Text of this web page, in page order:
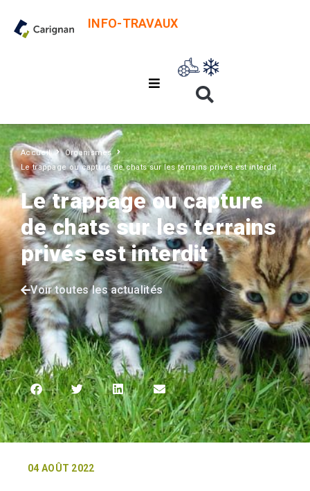
INFO-TRAVAUX
Accueil
Organismes
Le trappage ou capture de chats sur les terrains privés est interdit
Le trappage ou capture
de chats sur les terrains
privés est interdit
Voir toutes les actualités
04 AOÛT 2022